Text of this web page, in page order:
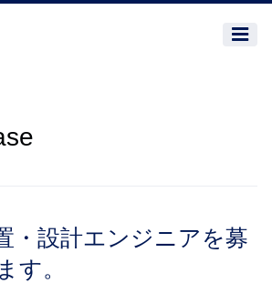
・設計エンジニアを募
す。